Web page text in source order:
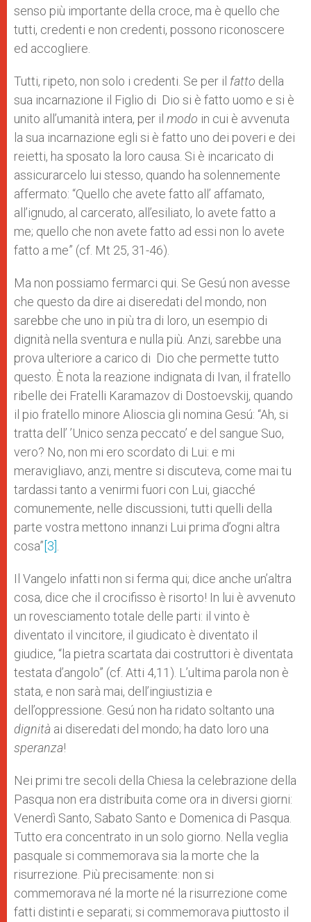
senso più importante della croce, ma è quello che
tutti, credenti e non credenti, possono riconoscere
ed accogliere.
Tutti, ripeto, non solo i credenti. Se per il fatto della
sua incarnazione il Figlio di Dio si è fatto uomo e si è
unito all’umanità intera, per il modo in cui è avvenuta
la sua incarnazione egli si è fatto uno dei poveri e dei
reietti, ha sposato la loro causa. Si è incaricato di
assicurarcelo lui stesso, quando ha solennemente
affermato: “Quello che avete fatto all’ affamato,
all’ignudo, al carcerato, all’esiliato, lo avete fatto a
me; quello che non avete fatto ad essi non lo avete
fatto a me” (cf. Mt 25, 31-46).
Ma non possiamo fermarci qui. Se Gesú non avesse
che questo da dire ai diseredati del mondo, non
sarebbe che uno in più tra di loro, un esempio di
dignità nella sventura e nulla più. Anzi, sarebbe una
prova ulteriore a carico di Dio che permette tutto
questo. È nota la reazione indignata di Ivan, il fratello
ribelle dei Fratelli Karamazov di Dostoevskij, quando
il pio fratello minore Alioscia gli nomina Gesú: “Ah, si
tratta dell’ ’Unico senza peccato’ e del sangue Suo,
vero? No, non mi ero scordato di Lui: e mi
meravigliavo, anzi, mentre si discuteva, come mai tu
tardassi tanto a venirmi fuori con Lui, giacché
comunemente, nelle discussioni, tutti quelli della
parte vostra mettono innanzi Lui prima d’ogni altra
cosa”[3]
Il Vangelo infatti non si ferma qui; dice anche un’altra
cosa, dice che il crocifisso è risorto! In lui è avvenuto
un rovesciamento totale delle parti: il vinto è
diventato il vincitore, il giudicato è diventato il
giudice, “la pietra scartata dai costruttori è diventata
testata d’angolo” (cf. Atti 4,11). L’ultima parola non è
stata, e non sarà mai, dell’ingiustizia e
dell’oppressione. Gesú non ha ridato soltanto una
dignità ai diseredati del mondo; ha dato loro una
speranza!
Nei primi tre secoli della Chiesa la celebrazione della
Pasqua non era distribuita come ora in diversi giorni:
Venerdì Santo, Sabato Santo e Domenica di Pasqua.
Tutto era concentrato in un solo giorno. Nella veglia
pasquale si commemorava sia la morte che la
risurrezione. Più precisamente: non si
commemorava né la morte né la risurrezione come
fatti distinti e separati; si commemorava piuttosto il